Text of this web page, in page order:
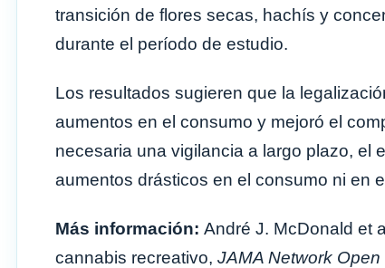
transición de flores secas, hachís y
durante el período de estudio.
Los resultados sugieren que la
aumentos en el consumo y mejoró el
necesaria una vigilancia a largo plazo, el
aumentos drásticos en el consumo ni en
Más información: André J. McDonald et
cannabis recreativo, JAMA Network Open